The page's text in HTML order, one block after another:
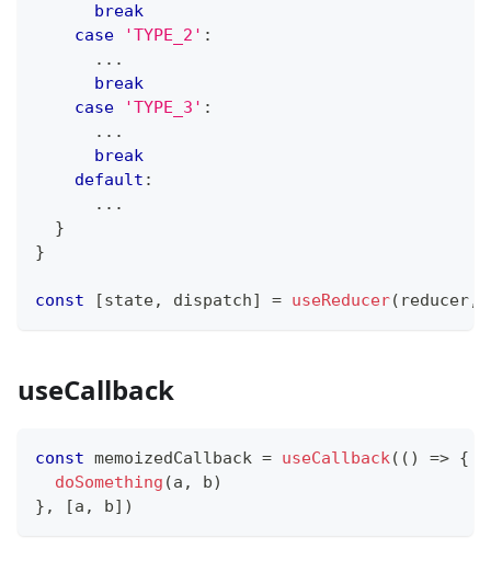
break
case
'TYPE_2' :
...
break
case
'TYPE_3' :
...
break
default :
...
}
}
const [state, dispatch] = useReducer( reducer,
useCallback
const memoizedCallback = useCallback( ( ) => {
doSomething (a , b)
} , [a , b] )